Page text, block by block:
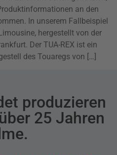
an den
In unserem Fallbeispiel
hergestellt von der
Der TUA-REX ist ein
des Touaregs von […]
produzieren
25 Jahren